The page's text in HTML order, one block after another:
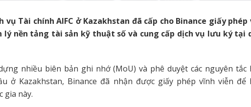
vụ Tài chính AIFC ở Kazakhstan đã cấp cho Binance giấy phép
lý nền tảng tài sản kỹ thuật số và cung cấp dịch vụ lưu ký tại
nhiều biên bản ghi nhớ (MoU) và phê duyệt các nguyên tắc
ở Kazakhstan, Binance đã nhận được giấy phép vĩnh viễn để
gia này.